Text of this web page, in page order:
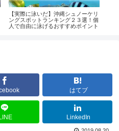
【実際に泳いだ】沖縄シュノーケリ
ングスポットランキング２３選！個
人で自由に泳げるおすすめポイント
はてブ
LINE LinkedIn